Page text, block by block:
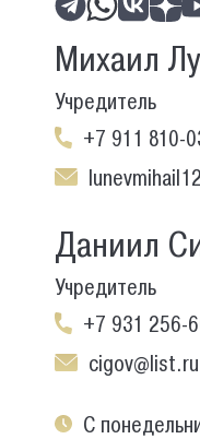
Михаил
Учредитель
+7 911 810-
Даниил
Учредитель
+7 931 256-
cigov@list.ru
С